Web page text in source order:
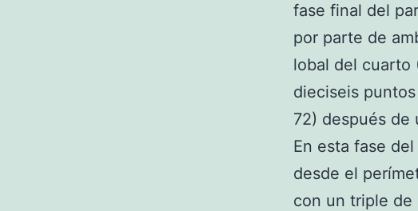
fase final del
por parte de
lobal del cuarto
dieciseis
72) después de
En esta fase
desde el
con un triple